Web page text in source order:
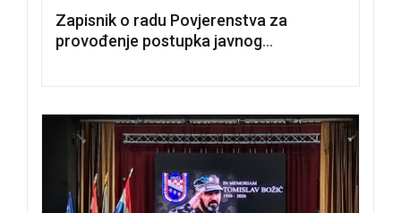
Zapisnik o radu Povjerenstva za
provođenje postupka javnog